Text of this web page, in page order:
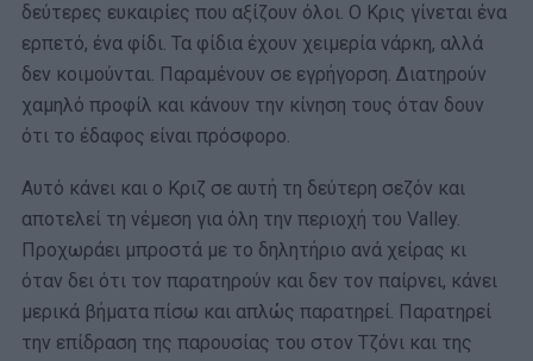
δεύτερες ευκαιρίες που αξίζουν όλοι. Ο Κρις γίνεται ένα
ερπετό, ένα φίδι. Τα φίδια έχουν χειμερία νάρκη, αλλά
δεν κοιμούνται. Παραμένουν σε εγρήγορση. Διατηρούν
χαμηλό προφίλ και κάνουν την κίνηση τους όταν δουν
ότι το έδαφος είναι πρόσφορο.
Αυτό κάνει και ο Κριζ σε αυτή τη δεύτερη σεζόν και
αποτελεί τη νέμεση για όλη την περιοχή του Valley.
Προχωράει μπροστά με το δηλητήριο ανά χείρας κι
όταν δει ότι τον παρατηρούν και δεν τον παίρνει, κάνει
μερικά βήματα πίσω και απλώς παρατηρεί. Παρατηρεί
την επίδραση της παρουσίας του στον Τζόνι και της